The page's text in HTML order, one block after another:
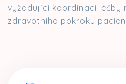
vyžadující koordinaci léčby
zdravotního pokroku